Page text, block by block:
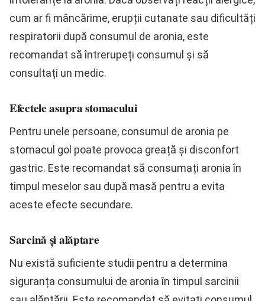
cum ar fi mâncărime, erupții cutanate sau dificultăți
respiratorii după consumul de aronia, este
recomandat să întrerupeți consumul și să
consultați un medic.
Efectele asupra stomacului
Pentru unele persoane, consumul de aronia pe
stomacul gol poate provoca greață și disconfort
gastric. Este recomandat să consumați aronia în
timpul meselor sau după masă pentru a evita
aceste efecte secundare.
Sarcină și alăptare
Nu există suficiente studii pentru a determina
siguranța consumului de aronia în timpul sarcinii